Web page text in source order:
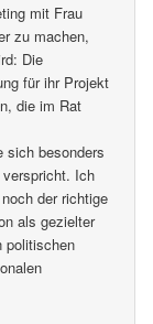
mit Frau
zu machen,
Die
für ihr Projekt
die im Rat
sich besonders
Ich
der richtige
als gezielter
politischen